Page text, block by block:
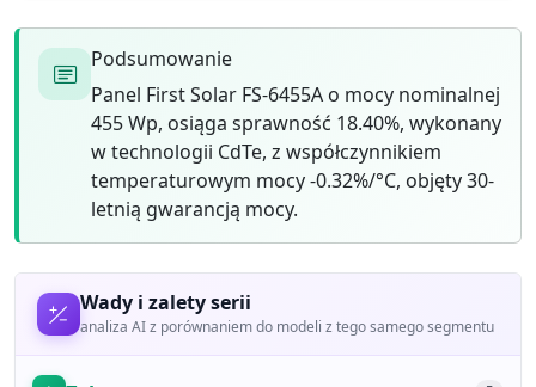
Podsumowanie
Panel First Solar FS-6455A o mocy nominalnej
455 Wp, osiąga sprawność 18.40%, wykonany
w technologii CdTe, z współczynnikiem
temperaturowym mocy -0.32%/°C, objęty 30-
letnią gwarancją mocy.
Wady i zalety serii
analiza AI z porównaniem do modeli z tego samego segmentu